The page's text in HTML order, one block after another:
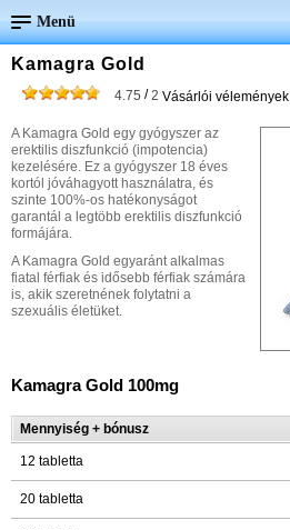
Menü
Kamagra Gold
4.75 /2 Vásárlói vélemények
A Kamagra Gold egy gyógyszer az
erektilis diszfunkció (impotencia)
kezelésére. Ez a gyógyszer 18 éves
kortól jóváhagyott használatra, és
szinte 100%-os hatékonyságot
garantál a legtöbb erektilis diszfunkció
formájára.
A Kamagra Gold egyaránt alkalmas
fiatal férfiak és idősebb férfiak számára
is, akik szeretnének folytatni a
szexuális életüket.
Kamagra Gold 100mg
Mennyiség + bónusz
12 tabletta
20 tabletta